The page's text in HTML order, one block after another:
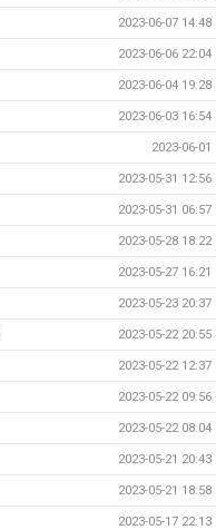
2023-06-07 14:48
2023-06-06 22:04
2023-06-04 19:28
2023-06-03 16:54
2023-06-01
2023-05-31 12:56
2023-05-31 06:57
2023-05-28 18:22
2023-05-27 16:21
2023-05-23 20:37
2023-05-22 20:55
2023-05-22 12:37
2023-05-22 09:56
2023-05-22 08:04
2023-05-21 20:43
2023-05-21 18:58
2023-05-17 22:13